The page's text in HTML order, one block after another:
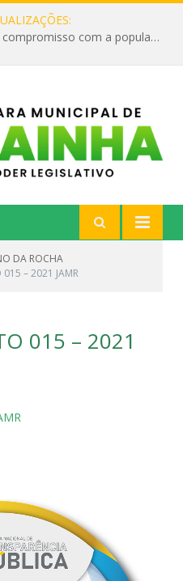
Um símbolo do mandato e do compromisso com a população
DA ROCHA
015 – 2021 JAMR
015 – 2021